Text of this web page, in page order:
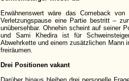
Erwähnenswert wäre das Comeback
Verletzungspause eine Partie bestritt –
unübersehbar. Ohnehin scheint auf seiner
und Sami Khedira ist für
Abwehrkette und einem zusätzlichen Mann
freiräumen.
Drei Positionen vakant